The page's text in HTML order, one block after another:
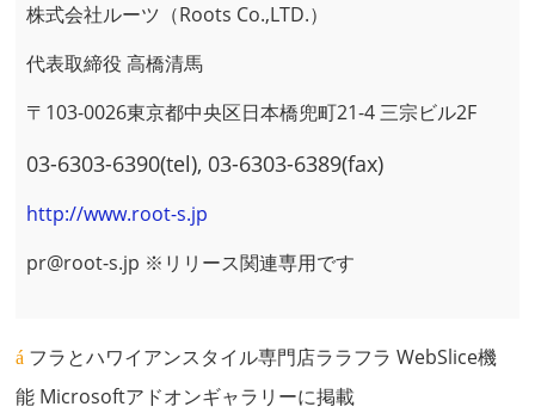
株式会社ルーツ（Roots Co.,LTD.）
代表取締役 高橋清馬
〒 103-0026東京都中央区日本橋兜町21-4三宗ビル2F
03-6303-6390(tel), 03-6303-6389(fax)
http://www.root-s.jp
pr@root-s.jp ※リリース関連専用です
フラとハワイアンスタイル専門店ララフラ WebSlice機
能 Microsoftアドオンギャラリーに掲載